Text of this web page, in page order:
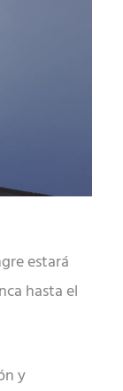
estará
hasta el
y